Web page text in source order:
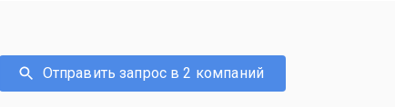
Отправить запрос в 2 компаний